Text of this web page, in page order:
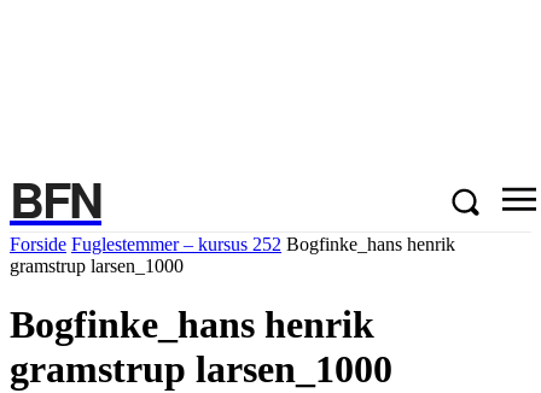
BFN
Forside Fuglestemmer – kursus 252 Bogfinke_hans henrik
gramstrup larsen_1000
Bogfinke_hans henrik
gramstrup larsen_1000